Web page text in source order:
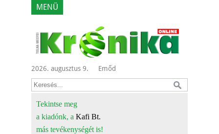
MENÜ
2026. augusztus 9. Emőd
Tekintse meg
a kiadónk, a Kafi Bt.
más tevékenységét is!